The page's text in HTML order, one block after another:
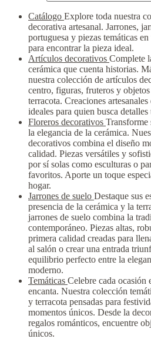
Catálogo Explore toda nuestra
decorativa artesanal. Jarrones,
portuguesa y piezas temáticas
para encontrar la pieza ideal.
Artículos decorativos Complete
cerámica que cuenta historias.
nuestra colección de artículos
centro, figuras, fruteros y
terracota. Creaciones
ideales para quien busca
Floreros decorativos Transforme
la elegancia de la cerámica.
decorativos combina el diseño
calidad. Piezas versátiles y
por sí solas como esculturas o
favoritos. Aporte un toque
hogar.
Jarrones de suelo Destaque sus
presencia de la cerámica y la
jarrones de suelo combina la
contemporáneo. Piezas altas,
primera calidad creadas para
al salón o crear una entrada
equilibrio perfecto entre la
moderno.
Temáticas Celebre cada ocasión
encanta. Nuestra colección
y terracota pensadas para
momentos únicos. Desde la
regalos románticos, encuentre
únicos.